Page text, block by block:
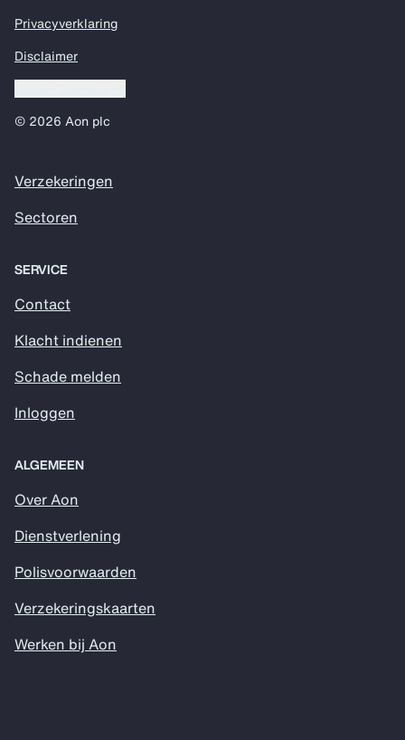
Privacyverklaring
Disclaimer
© 2026 Aon plc
Verzekeringen
Sectoren
SERVICE
Contact
Klacht indienen
Schade melden
Inloggen
ALGEMEEN
Over Aon
Dienstverlening
Polisvoorwaarden
Verzekeringskaarten
Werken bij Aon